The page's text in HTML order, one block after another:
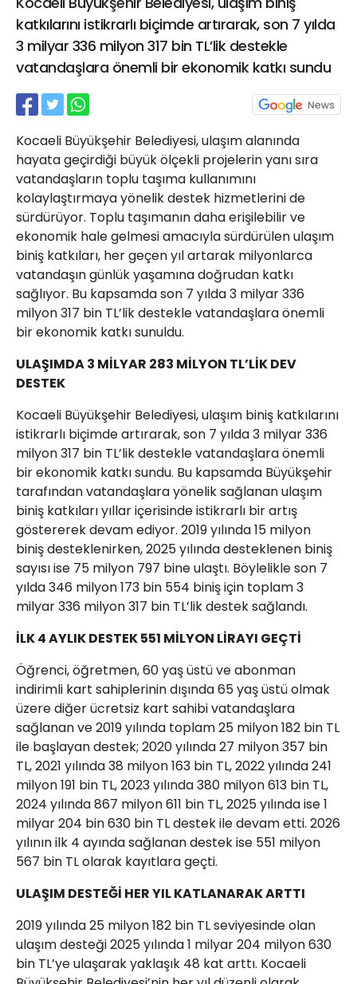
katkılarını istikrarlı biçimde artırarak, son 7 yılda
3 milyar 336 milyon 317 bin TL’lik destekle
vatandaşlara önemli bir ekonomik katkı sundu
Kocaeli Büyükşehir Belediyesi, ulaşım alanında
hayata geçirdiği büyük ölçekli projelerin yanı sıra
vatandaşların toplu taşıma kullanımını
kolaylaştırmaya yönelik destek hizmetlerini de
sürdürüyor. Toplu taşımanın daha erişilebilir ve
ekonomik hale gelmesi amacıyla sürdürülen ulaşım
biniş katkıları, her geçen yıl artarak milyonlarca
vatandaşın günlük yaşamına doğrudan katkı
sağlıyor. Bu kapsamda son 7 yılda 3 milyar 336
milyon 317 bin TL’lik destekle vatandaşlara önemli
bir ekonomik katkı sunuldu.
ULAŞIMDA 3 MİLYAR 283 MİLYON TL’LİK DEV
DESTEK
Kocaeli Büyükşehir Belediyesi, ulaşım biniş katkılarını
istikrarlı biçimde artırarak, son 7 yılda 3 milyar 336
milyon 317 bin TL’lik destekle vatandaşlara önemli
bir ekonomik katkı sundu. Bu kapsamda Büyükşehir
tarafından vatandaşlara yönelik sağlanan ulaşım
biniş katkıları yıllar içerisinde istikrarlı bir artış
göstererek devam ediyor. 2019 yılında 15 milyon
biniş desteklenirken, 2025 yılında desteklenen biniş
sayısı ise 75 milyon 797 bine ulaştı. Böylelikle son 7
yılda 346 milyon 173 bin 554 biniş için toplam 3
milyar 336 milyon 317 bin TL’lik destek sağlandı.
İLK 4 AYLIK DESTEK 551 MİLYON LİRAYI GEÇTİ
Öğrenci, öğretmen, 60 yaş üstü ve abonman
indirimli kart sahiplerinin dışında 65 yaş üstü olmak
üzere diğer ücretsiz kart sahibi vatandaşlara
sağlanan ve 2019 yılında toplam 25 milyon 182 bin TL
ile başlayan destek; 2020 yılında 27 milyon 357 bin
TL, 2021 yılında 38 milyon 163 bin TL, 2022 yılında 241
milyon 191 bin TL, 2023 yılında 380 milyon 613 bin TL,
2024 yılında 867 milyon 611 bin TL, 2025 yılında ise 1
milyar 204 bin 630 bin TL destek ile devam etti. 2026
yılının ilk 4 ayında sağlanan destek ise 551 milyon
567 bin TL olarak kayıtlara geçti.
ULAŞIM DESTEĞİ HER YIL KATLANARAK ARTTI
2019 yılında 25 milyon 182 bin TL seviyesinde olan
ulaşım desteği 2025 yılında 1 milyar 204 milyon 630
bin TL’ye ulaşarak yaklaşık 48 kat arttı. Kocaeli
21 Gölcük
02624132333
haber@golcukpostasi.com